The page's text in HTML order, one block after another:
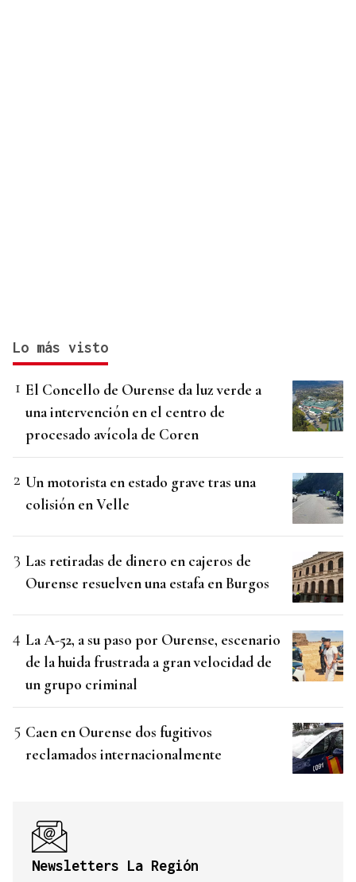
Lo más visto
El Concello de Ourense da luz verde a
una intervención en el centro de
procesado avícola de Coren
Un motorista en estado grave tras una
colisión en Velle
Las retiradas de dinero en cajeros de
Ourense resuelven una estafa en Burgos
La A-52, a su paso por Ourense, escenario
de la huida frustrada a gran velocidad de
un grupo criminal
Caen en Ourense dos fugitivos
reclamados internacionalmente
Newsletters La Región